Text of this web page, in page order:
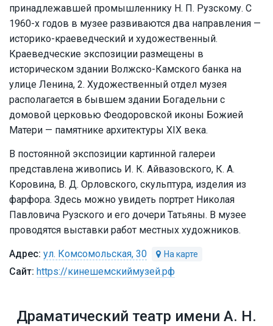
принадлежавшей промышленнику Н. П. Рузскому. С
1960-х годов в музее развиваются два направления —
историко-краеведческий и художественный.
Краеведческие экспозиции размещены в
историческом здании Волжско-Камского банка на
улице Ленина, 2. Художественный отдел музея
располагается в бывшем здании Богадельни с
домовой церковью Феодоровской иконы Божией
Матери — памятнике архитектуры XIX века.
В постоянной экспозиции картинной галереи
представлена живопись И. К. Айвазовского, К. А.
Коровина, В. Д. Орловского, скульптура, изделия из
фарфора. Здесь можно увидеть портрет Николая
Павловича Рузского и его дочери Татьяны. В музее
проводятся выставки работ местных художников.
ул. Комсомольская, 30
https://кинешемскиймузей.рф
Драматический театр имени А. Н.